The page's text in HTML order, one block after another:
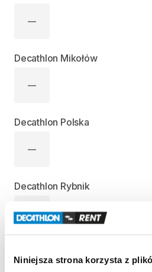
Niniejsza strona korzysta z
—
Decathlon Mikołów
—
Decathlon Polska
—
Decathlon Rybnik
—
Informacje o produkcie